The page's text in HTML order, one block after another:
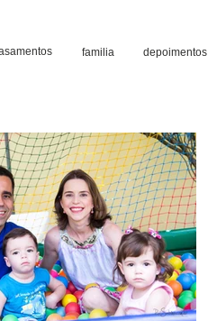
familia depoimentos